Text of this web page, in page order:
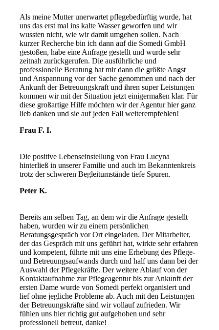
Als meine Mutter unerwartet pflegebedürftig wurde, hat
uns das erst mal ins kalte Wasser geworfen und wir
wussten nicht, wie wir damit umgehen sollen. Nach
kurzer Recherche bin ich dann auf die Somedi GmbH
gestoßen, habe eine Anfrage gestellt und wurde sehr
zeitnah zurückgerufen. Die ausführliche und
professionelle Beratung hat mir dann die größte Angst
und Anspannung vor der Sache genommen und nach der
Ankunft der Betreuungskraft und ihren super Leistungen
kommen wir mit der Situation jetzt einigermaßen klar. Für
diese großartige Hilfe möchten wir der Agentur hier ganz
lieb danken und sie auf jeden Fall weiterempfehlen!
Frau F. I.
Die positive Lebenseinstellung von Frau Lucyna
hinterließ in unserer Familie und auch im Bekanntenkreis
trotz der schweren Begleitumstände tiefe Spuren.
Peter K.
Bereits am selben Tag, an dem wir die Anfrage gestellt
haben, wurden wir zu einem persönlichen
Beratungsgespräch vor Ort eingeladen. Der Mitarbeiter,
der das Gespräch mit uns geführt hat, wirkte sehr erfahren
und kompetent, führte mit uns eine Erhebung des Pflege-
und Betreuungsaufwands durch und half uns dann bei der
Auswahl der Pflegekräfte. Der weitere Ablauf von der
Kontaktaufnahme zur Pflegeagentur bis zur Ankunft der
ersten Dame wurde von Somedi perfekt organisiert und
lief ohne jegliche Probleme ab. Auch mit den Leistungen
der Betreuungskräfte sind wir vollauf zufrieden. Wir
fühlen uns hier richtig gut aufgehoben und sehr
professionell betreut, danke!